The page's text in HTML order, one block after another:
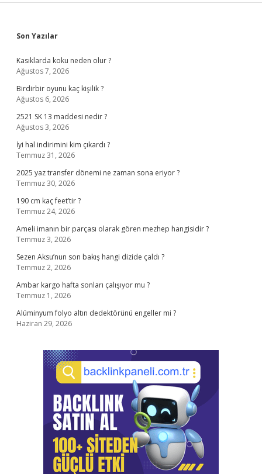
Sidebar
Son Yazılar
Kasıklarda koku neden olur ?
Ağustos 7, 2026
Birdirbir oyunu kaç kişilik ?
Ağustos 6, 2026
2521 SK 13 maddesi nedir ?
Ağustos 3, 2026
İyi hal indirimini kim çıkardı ?
Temmuz 31, 2026
2025 yaz transfer dönemi ne zaman sona eriyor ?
Temmuz 30, 2026
190 cm kaç feet’tir ?
Temmuz 24, 2026
Ameli imanın bir parçası olarak gören mezhep hangisidir ?
Temmuz 3, 2026
Sezen Aksu’nun son bakış hangi dizide çaldı ?
Temmuz 2, 2026
Ambar kargo hafta sonları çalışıyor mu ?
Temmuz 1, 2026
Alüminyum folyo altın dedektörünü engeller mi ?
Haziran 29, 2026